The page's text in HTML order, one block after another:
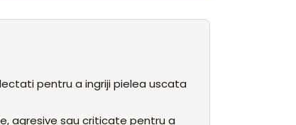
pentru a ingriji pielea uscata
agresive sau criticate pentru a